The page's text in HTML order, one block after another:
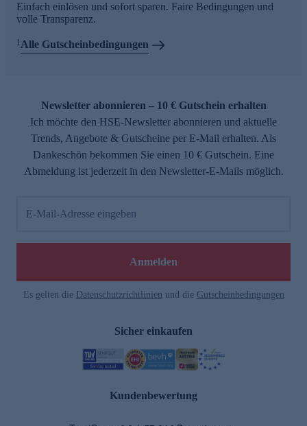
Einfach einlösen und sofort sparen. Faire Bedingungen und
volle Transparenz.
1 Alle Gutscheinbedingungen
Newsletter abonnieren – 10 € Gutschein erhalten
Ich möchte den HSE-Newsletter abonnieren und aktuelle
Trends, Angebote & Gutscheine per E-Mail erhalten. Als
Dankeschön bekommen Sie einen 10 € Gutschein. Eine
Abmeldung ist jederzeit in den Newsletter-E-Mails möglich.
E-Mail-Adresse eingeben
Anmelden
Es gelten die Datenschutzrichtlinien und die Gutscheinbedingungen
Sicher einkaufen
Kundenbewertung